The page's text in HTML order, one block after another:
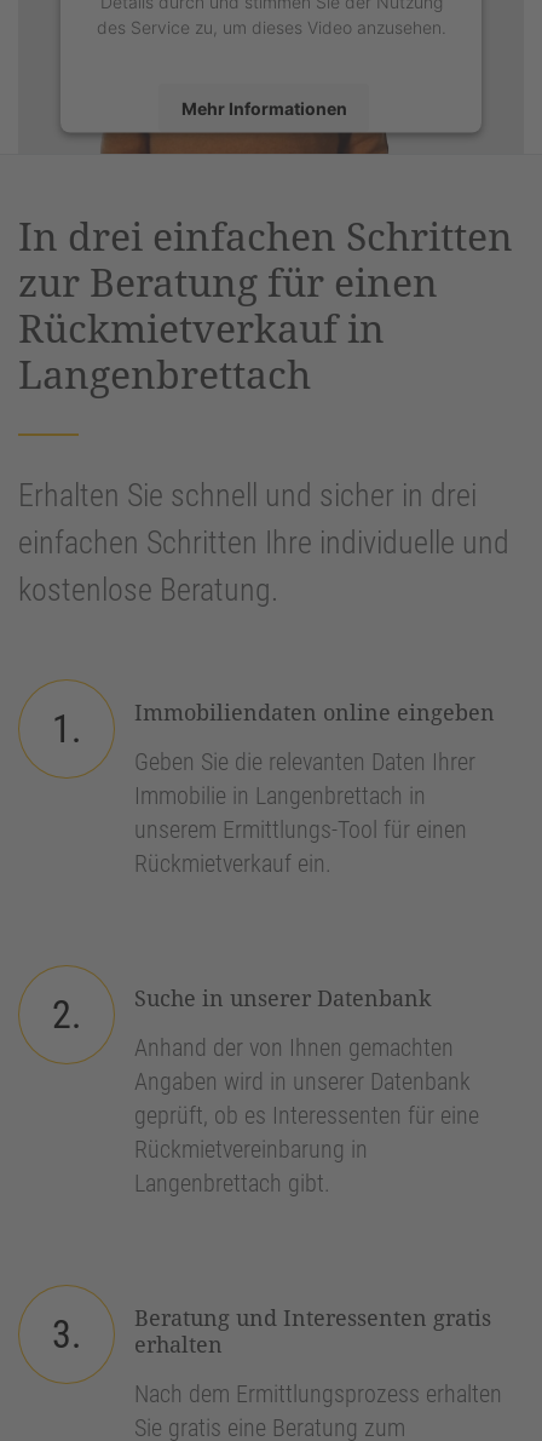
des Service zu, um dieses Video anzusehen.
Mehr Informationen
Management Platform&eRecht24
In drei einfachen Schritten
zur Beratung für einen
Rückmietverkauf in
Langenbrettach
Erhalten Sie schnell und sicher in drei
einfachen Schritten Ihre individuelle und
kostenlose Beratung.
1.
Immobiliendaten online eingeben
Geben Sie die relevanten Daten Ihrer
Immobilie in Langenbrettach in
unserem Ermittlungs-Tool für einen
Rückmietverkauf ein.
2.
Suche in unserer Datenbank
Anhand der von Ihnen gemachten
Angaben wird in unserer Datenbank
geprüft, ob es Interessenten für eine
Rückmietvereinbarung in
Langenbrettach gibt.
3.
Beratung und Interessenten gratis
erhalten
Nach dem Ermittlungsprozess erhalten
Sie gratis eine Beratung zum